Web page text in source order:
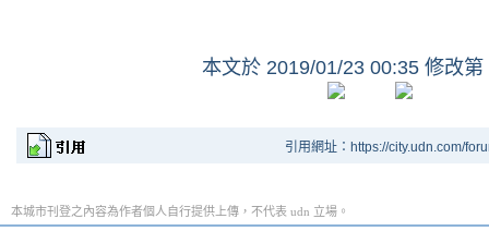
本文於 2019/01/23 00:35 修改第
引用網址：https://city.udn.com/
本城市刊登之內容為作者個人自行提供上傳，不代表 udn 立場。